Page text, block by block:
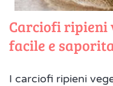
Carciofi ripieni
facile e
I carciofi ripieni